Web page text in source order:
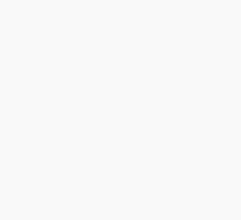
景軒
棠軒
景軒